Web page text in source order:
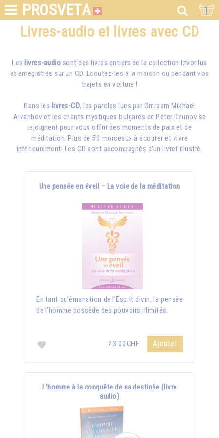
PROSVETA 1
Livres-audio et livres avec CD
Les livres-audio sont des livres entiers de la collection Izvor lus
et enregistrés sur un CD. Ecoutez-les à la maison ou pendant vos
trajets en voiture !
Dans les livres-CD, les paroles lues par Omraam Mikhaël
Aïvanhov et les chants mystiques bulgares de Peter Deunov se
rejoignent pour vous offrir des moments de paix et de
méditation. Plus de 50 morceaux à écouter et vivre
intérieurement! Les CD sont accompagnés d'un livret illustré.
Une pensée en éveil – La voie de la méditation
En tant qu’émanation de l’Esprit divin, la pensée
de l’homme possède des pouvoirs illimités.
23.00CHF Ajouter
L’homme à la conquête de sa destinée (livre
audio)